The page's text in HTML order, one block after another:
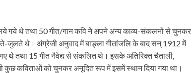
गये थे तथा 50 गीत/गान कवि ने अपने अन्य काव्य-संकलनों से चुनकर
जुलते थे। अंग्रेजी अनुवाद में बाङ्ला गीतांजलि के बाद सन् 1912 में
गए थे तथा 15 गीत नैवेद्य से संकलित थे। इसके अतिरिक्त चैताली,
कुछ कविताओं को चुनकर अनूदित रूप में इसमें स्थान दिया गया था।